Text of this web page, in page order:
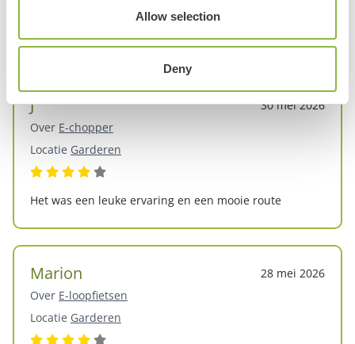
Allow selection
Deny
J
30 mei 2026
Over E-chopper
Locatie Garderen
Het was een leuke ervaring en een mooie route
Marion
28 mei 2026
Over E-loopfietsen
Locatie Garderen